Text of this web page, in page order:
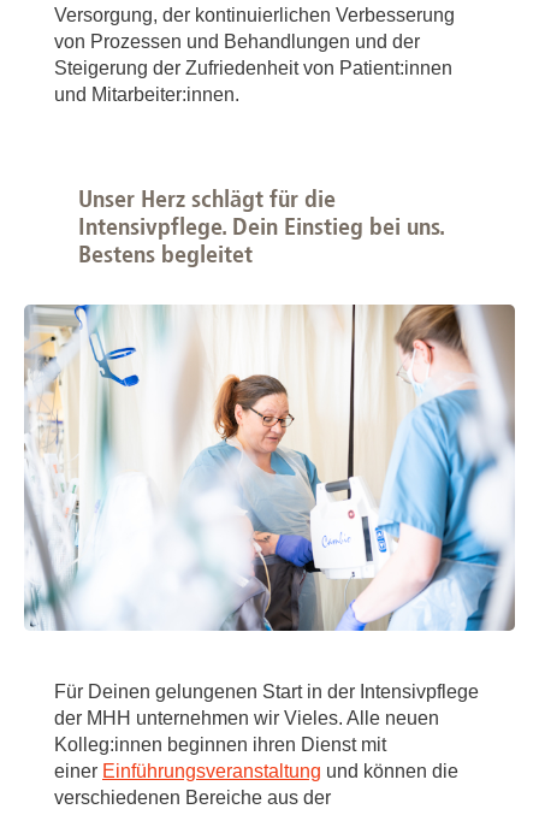
Versorgung, der kontinuierlichen Verbesserung
von Prozessen und Behandlungen und der
Steigerung der Zufriedenheit von Patient:innen
und Mitarbeiter:innen.
Unser Herz schlägt für die
Intensivpflege. Dein Einstieg bei uns.
Bestens begleitet
Für Deinen gelungenen Start in der Intensivpflege
der MHH unternehmen wir Vieles. Alle neuen
Kolleg:innen beginnen ihren Dienst mit
einer Einführungsveranstaltung und können die
verschiedenen Bereiche aus der